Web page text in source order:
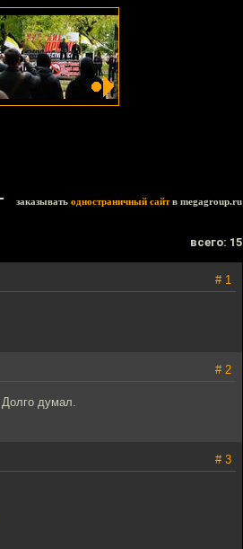
заказывать одностраничный сайтв megagroup.ru
всего: 15
# 1
# 2
Долго думал.
# 3